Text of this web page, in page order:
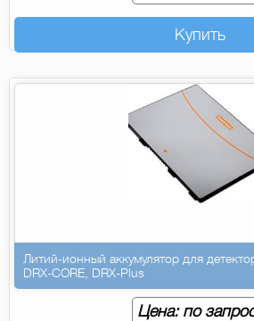
Купить
Литий-ионный аккумулятор для
DRX-CORE, DRX-Plus
Цена: по